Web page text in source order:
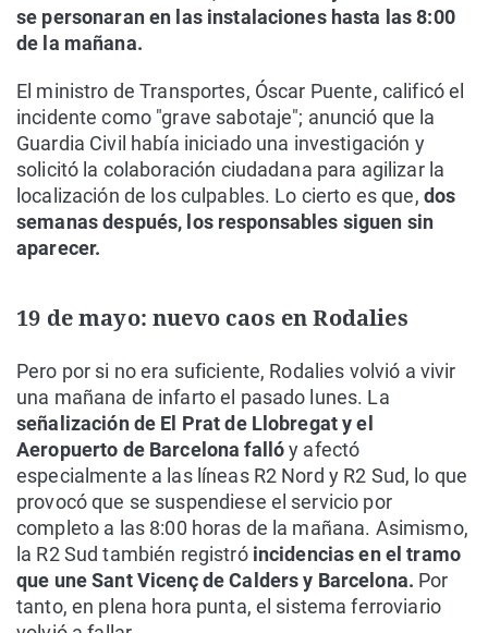
se personaran en las instalaciones hasta las 8:00
de la mañana.
El ministro de Transportes, Óscar Puente, calificó el
incidente como "grave sabotaje"; anunció que la
Guardia Civil había iniciado una investigación y
solicitó la colaboración ciudadana para agilizar la
localización de los culpables. Lo cierto es que, dos
semanas después, los responsables siguen sin
aparecer.
19 de mayo: nuevo caos en Rodalies
Pero por si no era suficiente, Rodalies volvió a vivir
una mañana de infarto el pasado lunes. La
señalización de El Prat de Llobregat y el
Aeropuerto de Barcelona fallóy afectó
especialmente a las líneas R2 Nord y R2 Sud, lo que
provocó que se suspendiese el servicio por
completo a las 8:00 horas de la mañana. Asimismo,
la R2 Sud también registró incidencias en el tramo
que une Sant Vicenç de Calders y Barcelona. Por
tanto, en plena hora punta, el sistema ferroviario